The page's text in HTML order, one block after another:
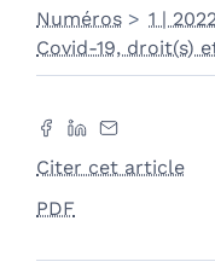
Numéros 1 |
Covid-19, droit(s)
Citer cet article
PDF